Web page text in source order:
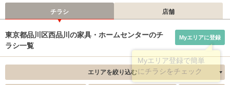
チラシ 店舗
東京都品川区西品川の家具・ホームセンターのチ
ラシ一覧
Myエリアに登録
エリアを絞り込む